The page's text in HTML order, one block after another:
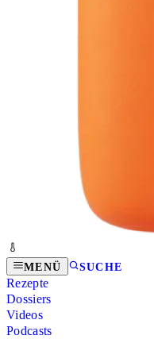
MENÜ SUCHE
Rezepte
Dossiers
Videos
Podcasts